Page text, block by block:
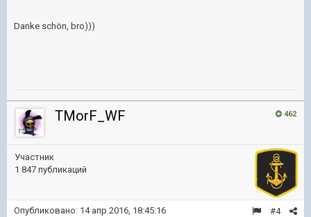
Danke schön, bro)))
462
TMorF_WF
Участник
1 847 публикаций
#4
Опубликовано: 14 апр 2016, 18:45:16